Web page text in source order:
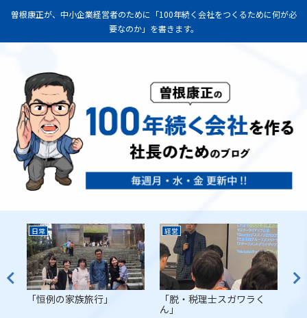
曽根康正が、中小企業経営者のために「100年続く会社をつくるために何が必
要なのか」を書きます。
日常
「恒例の家族旅行」
経営
「脱・税理士スガワラく
ん」